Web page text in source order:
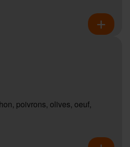
poivrons, olives, oeuf,